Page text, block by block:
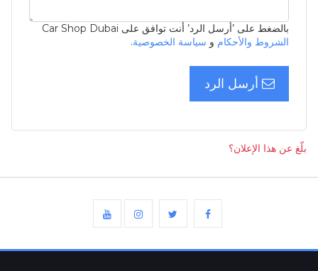
بالضغط على ’أرسل الرد’ أنت توافق على Car Shop Dubai
الشروط والأحكام و سياسة الخصوصية.
أرسل الرد
بلّغ عن هذا الإعلان؟